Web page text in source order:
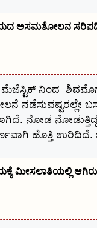
ಅಸಮತೋಲನ
ಮೆಜೆಸ್ಟಿಕ್ ನಿಂದ
ನಡೆಸುವಷ್ಟರಲ್ಲೇ
ನೋಡ
ಹೊತ್ತಿ
ಮೀಸಲಾತಿಯಲ್ಲಿ